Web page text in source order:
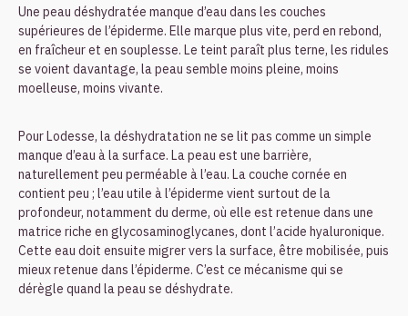
Une peau déshydratée manque d’eau dans les couches
supérieures de l’épiderme. Elle marque plus vite, perd en rebond,
en fraîcheur et en souplesse. Le teint paraît plus terne, les ridules
se voient davantage, la peau semble moins pleine, moins
moelleuse, moins vivante.
Pour Lodesse, la déshydratation ne se lit pas comme un simple
manque d’eau à la surface. La peau est une barrière,
naturellement peu perméable à l’eau. La couche cornée en
contient peu ; l’eau utile à l’épiderme vient surtout de la
profondeur, notamment du derme, où elle est retenue dans une
matrice riche en glycosaminoglycanes, dont l’acide hyaluronique.
Cette eau doit ensuite migrer vers la surface, être mobilisée, puis
mieux retenue dans l’épiderme. C’est ce mécanisme qui se
dérègle quand la peau se déshydrate.